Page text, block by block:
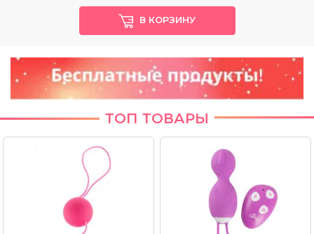
В КОРЗИНУ
ТОП ТОВАРЫ